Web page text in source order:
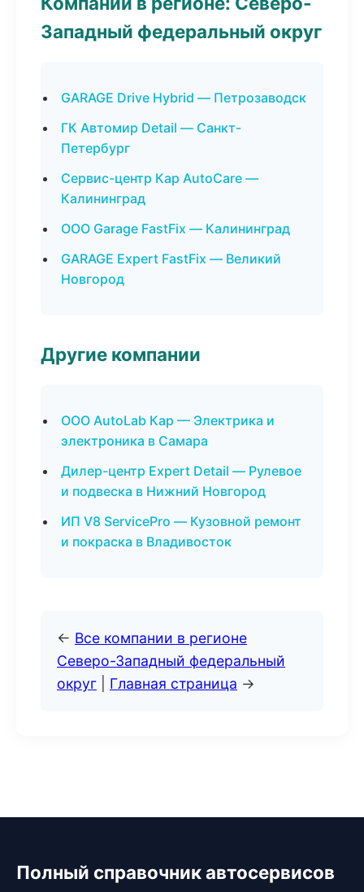
Западный федеральный округ
GARAGE Drive Hybrid — Петрозаводск
ГК Автомир Detail — Санкт-
Петербург
Сервис-центр Кар AutoCare —
Калининград
ООО Garage FastFix — Калининград
GARAGE Expert FastFix — Великий
Новгород
Другие компании
ООО AutoLab Кар — Электрика и
электроника в Самара
Дилер-центр Expert Detail — Рулевое
и подвеска в Нижний Новгород
ИП V8 ServicePro — Кузовной ремонт
и покраска в Владивосток
← Все компании в регионе
Северо-Западный федеральный
округ
Главная страница →
Полный справочник автосервисов